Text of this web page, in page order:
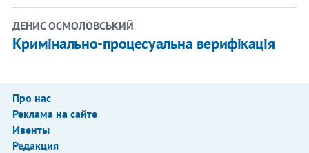
ДЕНИС ОСМОЛОВСЬКИЙ
Кримінально-процесуальна верифікація
Про нас
Реклама на сайте
Ивенты
Редакция